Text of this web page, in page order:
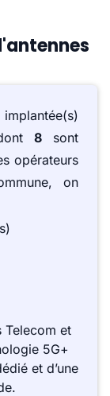
8 sont
opérateurs
on
Telecom et
5G+
et d’une